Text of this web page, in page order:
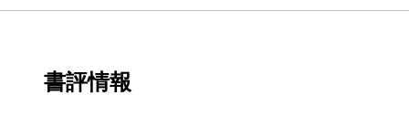
書評情報